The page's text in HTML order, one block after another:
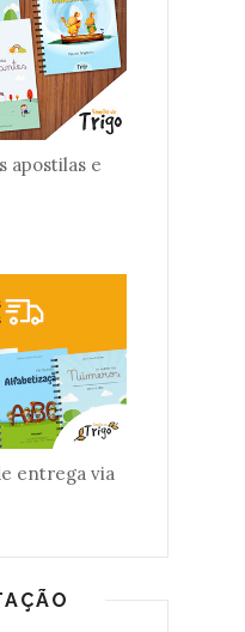
apostilas e
entrega via